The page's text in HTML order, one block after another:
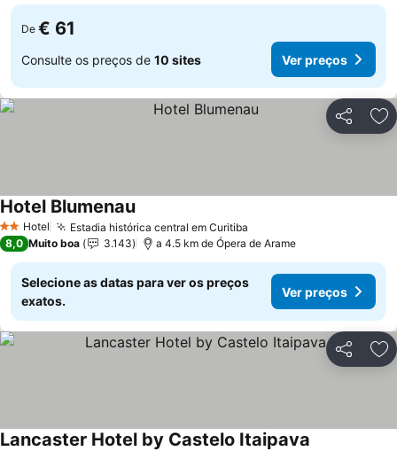
De € 61
Consulte os preços de 10 sites Ver preços
Partilhar
2 Estrelas
Hotel Estadia histórica central em Curitiba
Hotel Blumenau
8,0 Muito boa 3.143 a 4.5 km de Ópera de Arame
Selecione as datas para ver os preços
exatos.
Ver preços
Partilhar
Lancaster Hotel by Castelo Itaipava